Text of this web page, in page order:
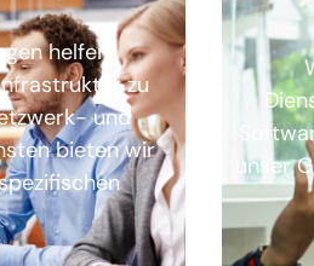
helfen
zu
und
bieten wir
unser